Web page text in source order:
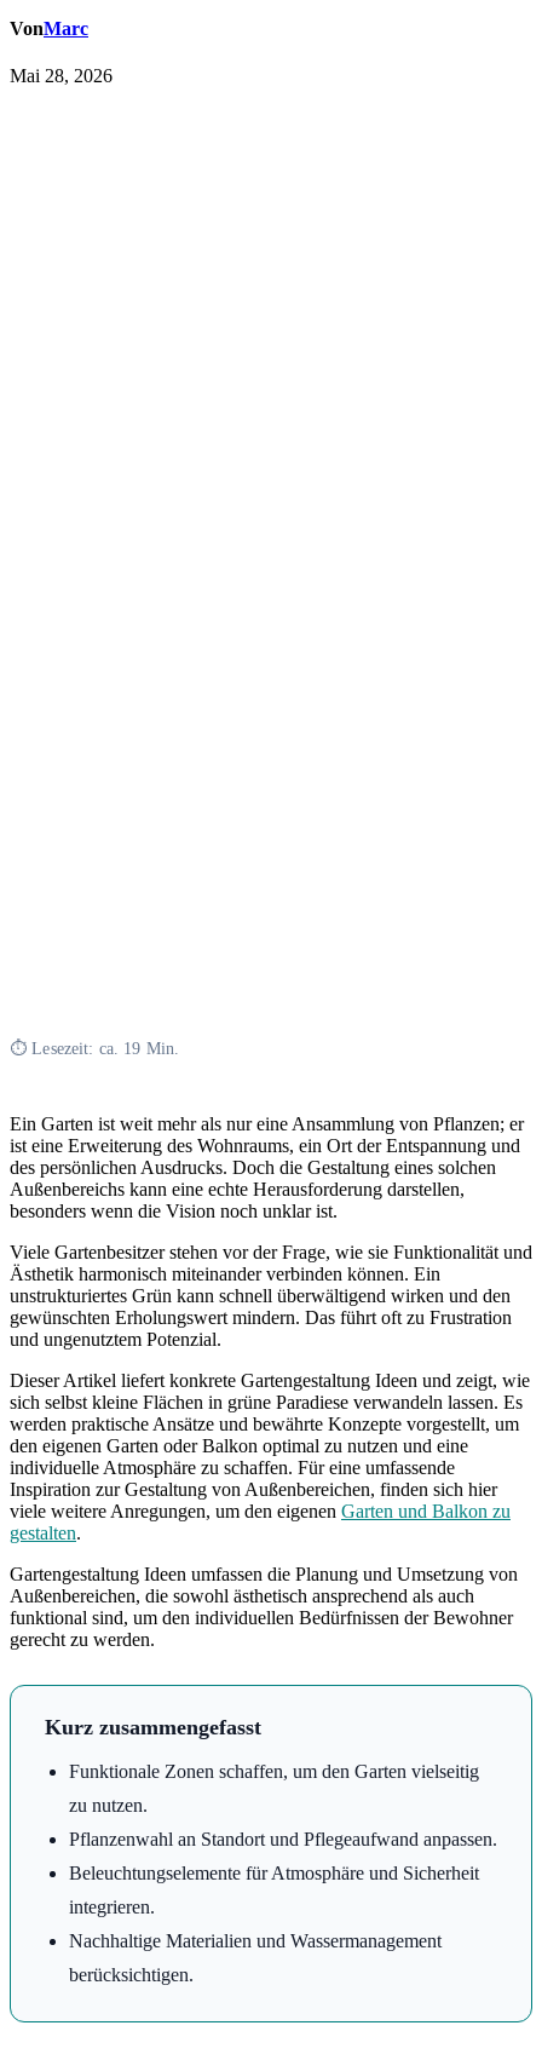
VonMarc
Mai 28, 2026
⏱ Lesezeit: ca. 19 Min.
Ein Garten ist weit mehr als nur eine Ansammlung von Pflanzen; er
ist eine Erweiterung des Wohnraums, ein Ort der Entspannung und
des persönlichen Ausdrucks. Doch die Gestaltung eines solchen
Außenbereichs kann eine echte Herausforderung darstellen,
besonders wenn die Vision noch unklar ist.
Viele Gartenbesitzer stehen vor der Frage, wie sie Funktionalität und
Ästhetik harmonisch miteinander verbinden können. Ein
unstrukturiertes Grün kann schnell überwältigend wirken und den
gewünschten Erholungswert mindern. Das führt oft zu Frustration
und ungenutztem Potenzial.
Dieser Artikel liefert konkrete Gartengestaltung Ideen und zeigt, wie
sich selbst kleine Flächen in grüne Paradiese verwandeln lassen. Es
werden praktische Ansätze und bewährte Konzepte vorgestellt, um
den eigenen Garten oder Balkon optimal zu nutzen und eine
individuelle Atmosphäre zu schaffen. Für eine umfassende
Inspiration zur Gestaltung von Außenbereichen, finden sich hier
viele weitere Anregungen, um den eigenen Garten und Balkon zu
gestalten.
Gartengestaltung Ideen umfassen die Planung und Umsetzung von
Außenbereichen, die sowohl ästhetisch ansprechend als auch
funktional sind, um den individuellen Bedürfnissen der Bewohner
gerecht zu werden.
Kurz zusammengefasst
Funktionale Zonen schaffen, um den Garten vielseitig
zu nutzen.
Pflanzenwahl an Standort und Pflegeaufwand anpassen.
Beleuchtungselemente für Atmosphäre und Sicherheit
integrieren.
Nachhaltige Materialien und Wassermanagement
berücksichtigen.